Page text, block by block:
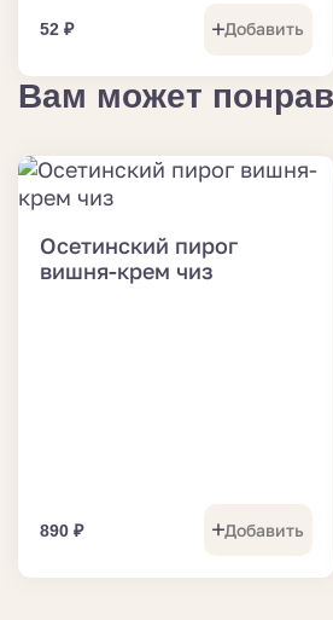
52 ₽ Добавить
Вам может
Осетинский пирог
вишня-крем чиз
890 ₽ Добавить